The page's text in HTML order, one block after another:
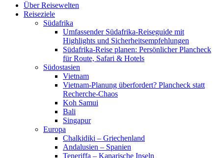
Über Reisewelten
Reiseziele
Südafrika
Umfassender Südafrika-Reiseguide mit
Highlights und Sicherheitsempfehlungen
Südafrika-Reise planen: Persönlicher Plancheck
für Route, Safari & Hotels
Südostasien
Vietnam
Vietnam-Planung überfordert? Plancheck statt
Recherche-Chaos
Koh Samui
Bali
Singapur
Europa
Chalkidiki – Griechenland
Andalusien – Spanien
Teneriffa – Kanarische Inseln